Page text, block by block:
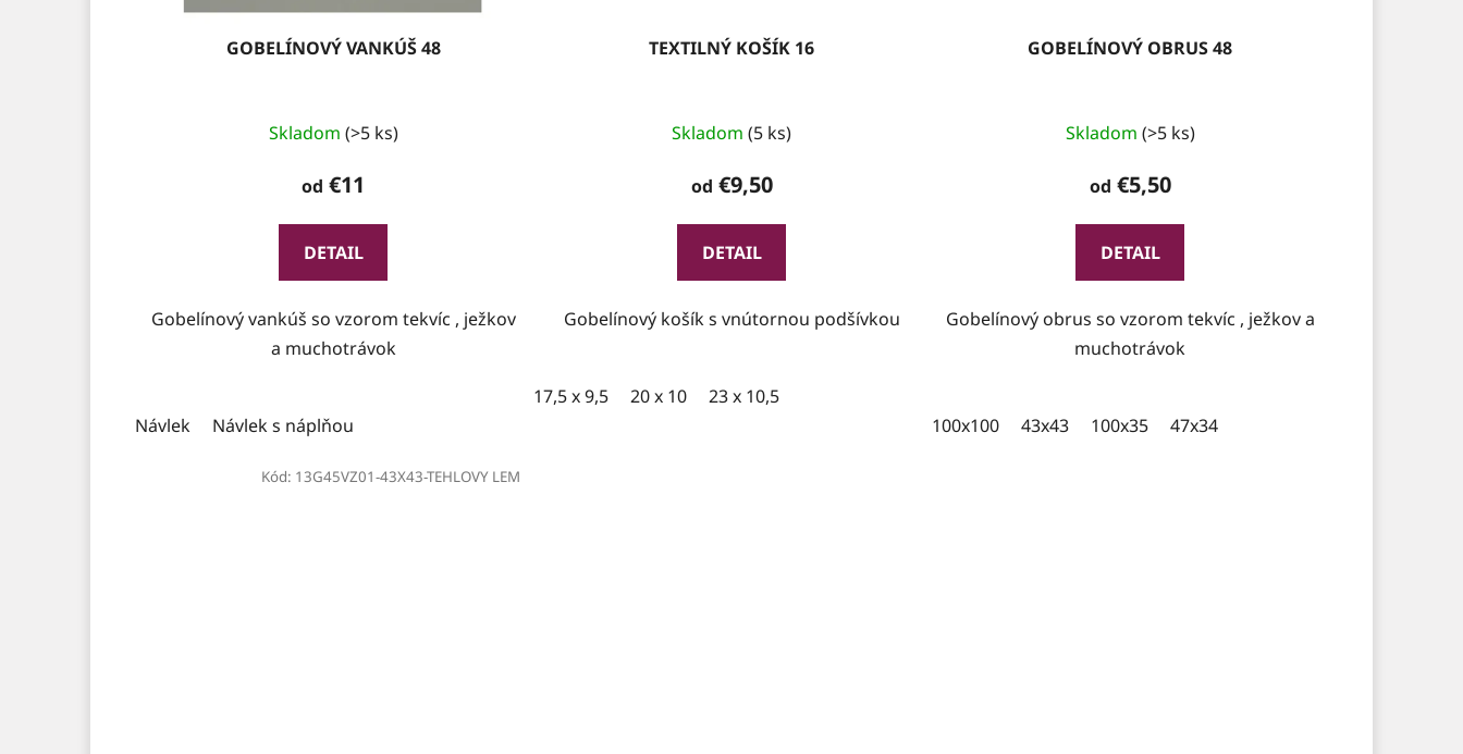
GOBELÍNOVÝ VANKÚŠ 48
Skladom (>5 ks)
od €11
DETAIL
Gobelínový vankúš so vzorom tekvíc , ježkov
a muchotrávok
Návlek Návlek s náplňou
TEXTILNÝ KOŠÍK 16
Skladom (5 ks)
od €9,50
DETAIL
Gobelínový košík s vnútornou podšívkou
17,5 x 9,5 20 x 10 23 x 10,5
GOBELÍNOVÝ OBRUS 48
Skladom (>5 ks)
od €5,50
DETAIL
Gobelínový obrus so vzorom tekvíc , ježkov a
muchotrávok
100x100 43x43 100x35 47x34
Kód: 13G45VZ01-43X43-TEHLOVY LEM